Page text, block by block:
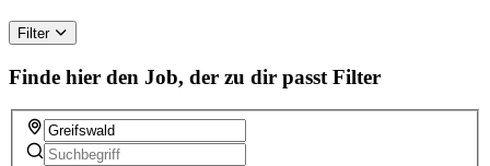
Filter
Finde hier den Job, der zu dir passt Filter